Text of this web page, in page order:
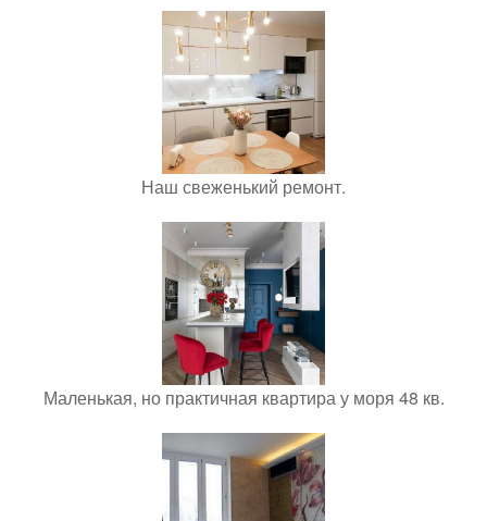
Наш свеженький ремонт.
Маленькая, но практичная квартира у моря 48 кв.